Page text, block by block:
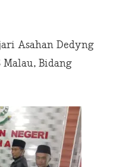
Asahan Dedyng
Bidang